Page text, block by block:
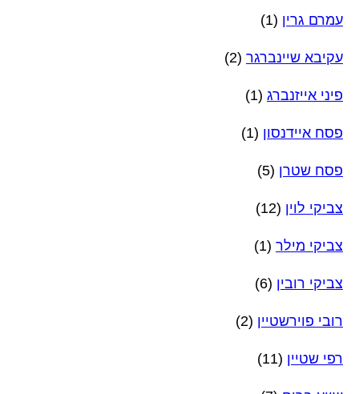
עמרם גרין (1)
עקיבא שיינברגר (2)
פיני אייזנברג (1)
פסח איידנסון (1)
פסח שטרן (5)
צביקי לוין (12)
צביקי מילר (1)
צביקי רובין (6)
רובי פוירשטיין (2)
רפי שטיין (11)